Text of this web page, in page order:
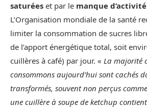
saturées et par le manque
L’Organisation mondiale de la santé
limiter la consommation de sucres
de l’apport énergétique total, soit
cuillères à café) par jour. « La majorité
consommons aujourd’hui sont cachés
transformés, souvent non perçus
une cuillère à soupe de ketchup